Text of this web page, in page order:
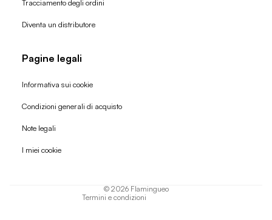
Tracciamento degli ordini
Diventa un distributore
Pagine legali
Informativa sui cookie
Condizioni generali di acquisto
Note legali
I miei cookie
© 2026 Flamingueo
Termini e condizioni
Politica di rimborso